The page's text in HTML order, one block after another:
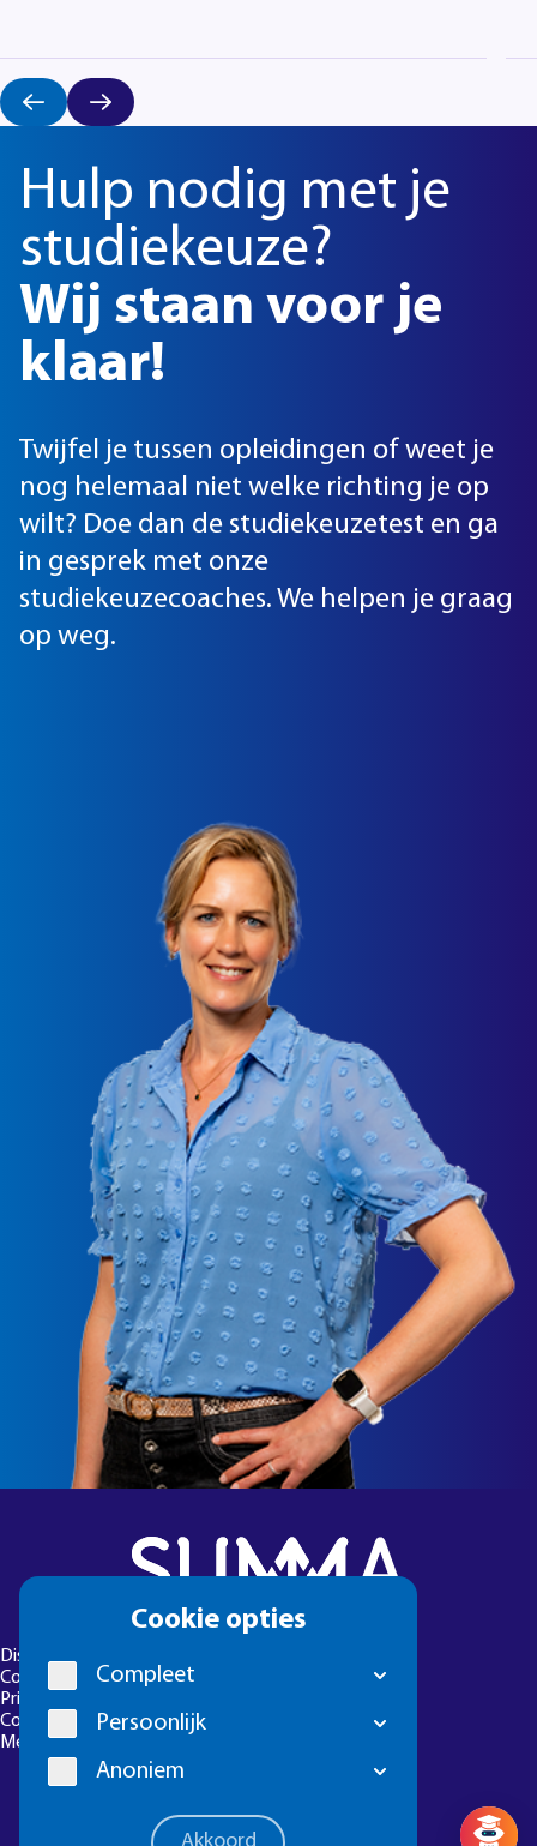
Cookie opties
Compleet
Persoonlijk
Anoniem
Hulp nodig met je
studiekeuze?
Wij staan voor je
klaar!
Twijfel je tussen opleidingen of weet je
nog helemaal niet welke richting je op
wilt? Doe dan de studiekeuzetest en ga
in gesprek met onze
studiekeuzecoaches. We helpen je graag
op weg.
Disclaimer
Colofon
Privacyverklaring
Cookie-instellingen
Meld een foutje